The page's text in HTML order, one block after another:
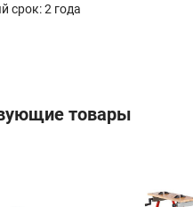
срок: 2 года
товары